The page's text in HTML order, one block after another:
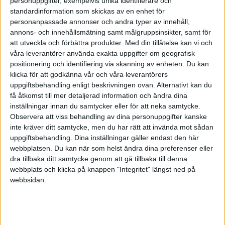
standardinformation som skickas av en enhet för
personanpassade annonser och andra typer av innehåll,
annons- och innehållsmätning samt målgruppsinsikter, samt för
att utveckla och förbättra produkter. Med din tillåtelse kan vi och
våra leverantörer använda exakta uppgifter om geografisk
positionering och identifiering via skanning av enheten. Du kan
klicka för att godkänna vår och våra leverantörers
uppgiftsbehandling enligt beskrivningen ovan. Alternativt kan du
få åtkomst till mer detaljerad information och ändra dina
inställningar innan du samtycker eller för att neka samtycke.
Observera att viss behandling av dina personuppgifter kanske
inte kräver ditt samtycke, men du har rätt att invända mot sådan
uppgiftsbehandling. Dina inställningar gäller endast den här
webbplatsen. Du kan när som helst ändra dina preferenser eller
dra tillbaka ditt samtycke genom att gå tillbaka till denna
webbplats och klicka på knappen "Integritet" längst ned på
webbsidan.
redovisa moms som privat person) Saldo på Skv
= 50 000 . Företaget får därmed heller inte dra av
eftersom jag inte har redovisat något utgående
moms alltså momssmittad. För momsen är ju
redan betald en gång när jag köpte bilen från
början. Är det rätt tänkt?
Johan Boström
2020-09-11 01:57
Hej,